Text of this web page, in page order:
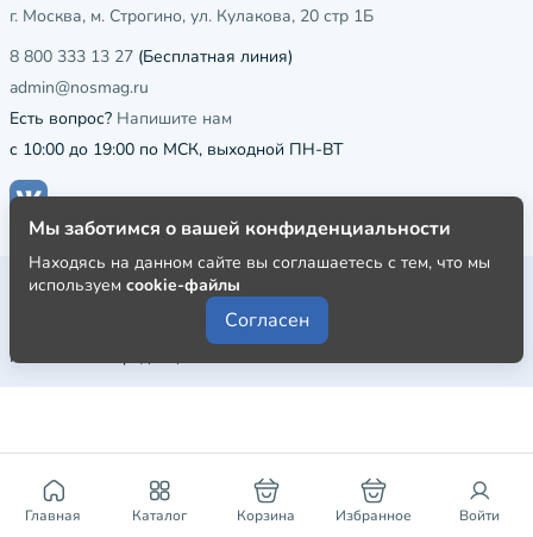
Главная Каталог Корзина Избранное Войти
г. Москва, м. Строгино, ул. Кулакова, 20 стр 1Б
8 800 333 13 27 (Бесплатная линия)
admin@nosmag.ru
Есть вопрос? Напишите нам
с 10:00 до 19:00 по МСК, выходной ПН-ВТ
Публичная оферта
Пользовательское соглашение
Политика конфиденциальности
Мы заботимся о вашей конфиденциальности
Находясь на данном сайте вы соглашаетесь с тем, что мы
используем cookie-файлы
Согласен